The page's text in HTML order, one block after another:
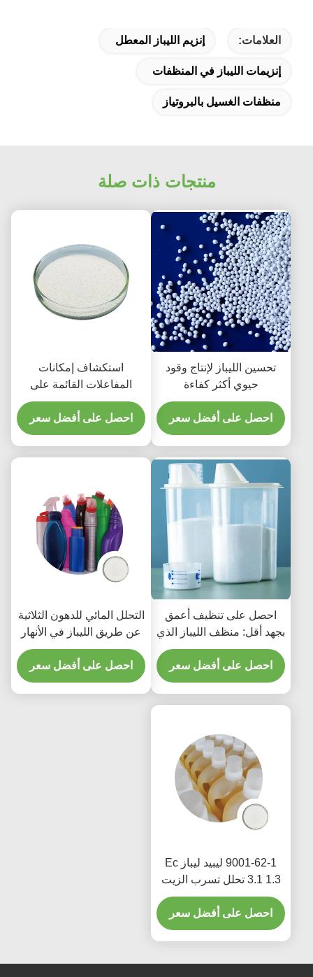
العلامات: إنزيم الليباز المعطل
إنزيمات الليباز في المنظفات
منظفات الغسيل بالبروتياز
منتجات ذات صلة
تحسين الليباز لإنتاج وقود
حيوي أكثر كفاءة
احصل على أفضل سعر
استكشاف إمكانات
المفاعلات القائمة على
الليباز لإنتاج وقود الديزل
الحيوي المستمر
احصل على أفضل سعر
احصل على تنظيف أعمق
بجهد أقل: منظف الليباز الذي
نقدمه يعمل نيابةً عنك
احصل على أفضل سعر
التحلل المائي للدهون الثلاثية
عن طريق الليباز في الأنهار
في المسطحات المائية
الأخرى
احصل على أفضل سعر
9001-62-1 ليبيد ليباز Ec
3.1 1.3 تحلل تسرب الزيت
المضافات الغذائية السائبة
احصل على أفضل سعر